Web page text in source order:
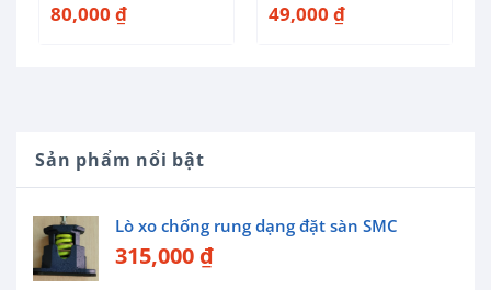
Sản phẩm nổi bật
Lò xo chống rung dạng đặt sàn SMC
315,000 ₫
80,000 ₫ 49,000 ₫